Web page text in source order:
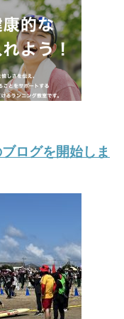
ログを開始しま